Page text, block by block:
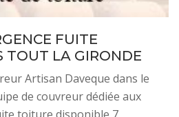
FUITE
TOUT LA GIRONDE
Artisan Daveque dans le
de couvreur dédiée aux